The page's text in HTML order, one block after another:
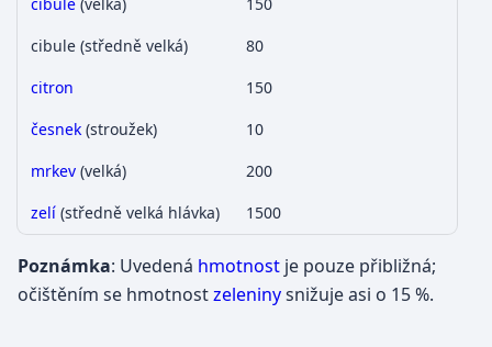
cibule (středně velká)
80
citron
150
česnek (stroužek)
10
mrkev (velká)
200
zelí (středně velká hlávka) 1500
Poznámka: Uvedená hmotnost je pouze přibližná;
očištěním se hmotnostzeleninysnižuje asi o 15 %.